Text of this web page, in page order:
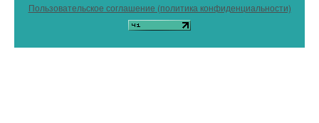
Пользовательское соглашение (политика конфиденциальности)